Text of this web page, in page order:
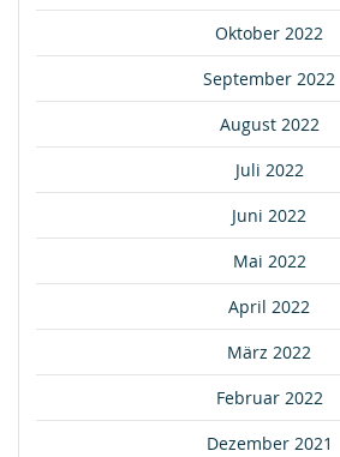
Oktober 2022
September 2022
August 2022
Juli 2022
Juni 2022
Mai 2022
April 2022
März 2022
Februar 2022
Dezember 2021